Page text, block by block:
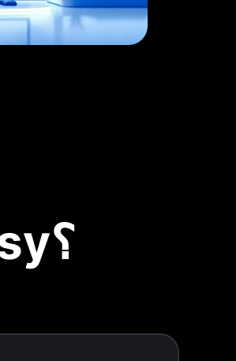
كيفية إنشاء فيديو من رابط منتج Etsy؟